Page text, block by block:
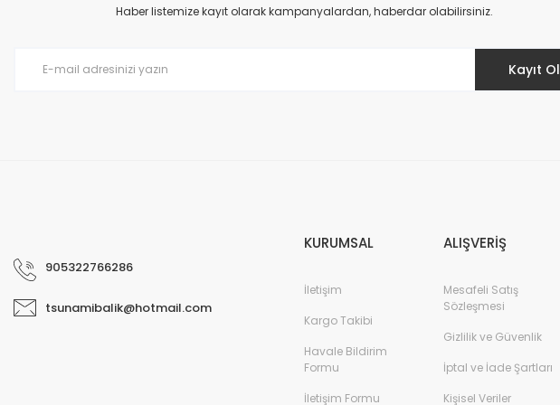
Haber listemize kayıt olarak kampanyalardan, haberdar olabilirsiniz.
Kayıt Ol
905322766286
tsunamibalik@hotmail.com
KURUMSAL
İletişim
Kargo Takibi
Havale Bildirim
Formu
İletişim Formu
ALIŞVERİŞ
Mesafeli Satış
Sözleşmesi
Gizlilik ve Güvenlik
İptal ve İade Şartları
Kişisel Veriler